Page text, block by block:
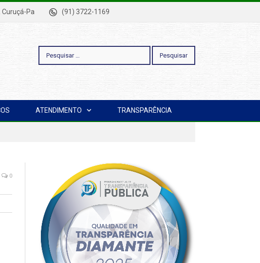
Curuçá-Pa (91) 3722-1169
Pesquisar
por:
ATENDIMENTO TRANSPARÊNCIA
0